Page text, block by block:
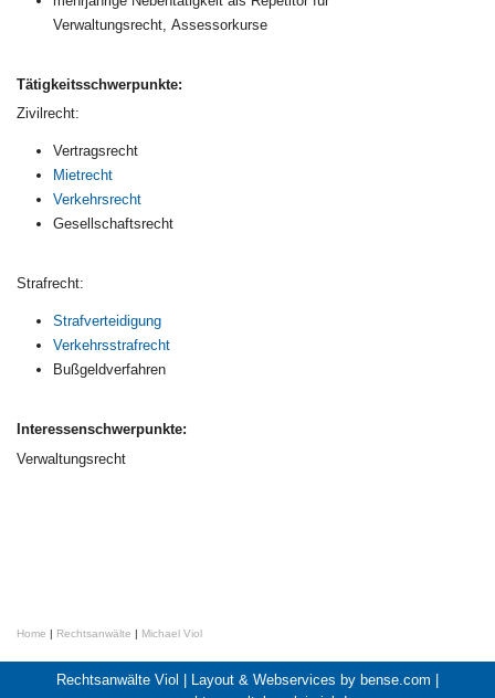
Verwaltungsrecht, Assessorkurse
Tätigkeitsschwerpunkte:
Zivilrecht:
Vertragsrecht
Mietrecht
Verkehrsrecht
Gesellschaftsrecht
Strafrecht:
Strafverteidigung
Verkehrsstrafrecht
Bußgeldverfahren
Interessenschwerpunkte:
Verwaltungsrecht
Home | Rechtsanwälte | Michael Viol
Rechtsanwälte Viol | Layout & Webservices by bense.com |